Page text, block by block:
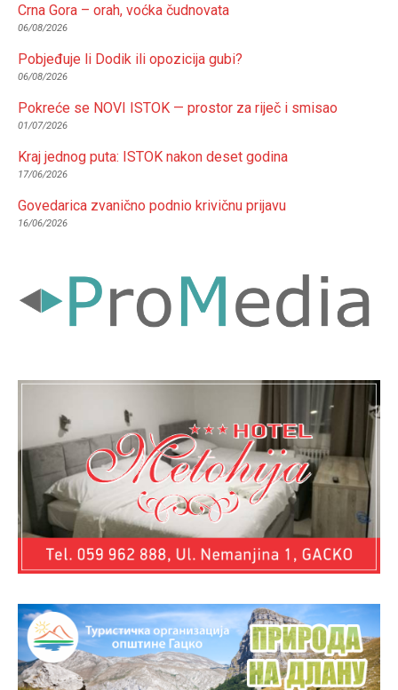
Crna Gora – orah, voćka čudnovata
06/08/2026
Pobjeđuje li Dodik ili opozicija gubi?
06/08/2026
Pokreće se NOVI ISTOK — prostor za riječ i smisao
01/07/2026
Kraj jednog puta: ISTOK nakon deset godina
17/06/2026
Govedarica zvanično podnio krivičnu prijavu
16/06/2026